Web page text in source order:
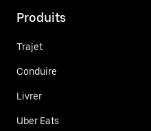
Produits
Trajet
Conduire
Livrer
Uber Eats